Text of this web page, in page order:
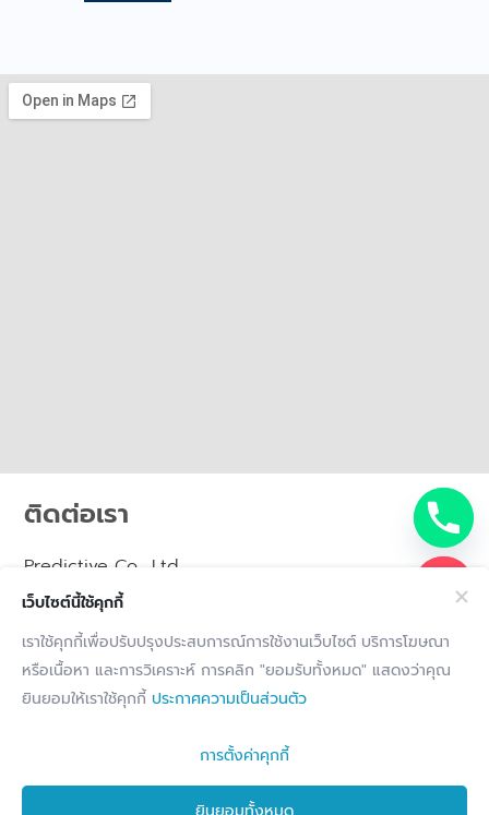
ติดต่อเรา
Predictive Co., Ltd.
10/35 อาคารเดอะเทรนดี้ ชั้น 1A ซอยสุขุมวิท 13 (แสงจันทร์)
แขวงคลองเตยเหนือ เขตวัฒนา กรุงเทพมหานคร 10110
02-096-6362
Marketing@uat.predictive.co.th
Follow us:
F
a
b
L
i
k
e
d
Privacy Notice Terms and conditions
เว็บไซต์นี้ใช้คุกกี้
เราใช้คุกกี้เพื่อปรับปรุงประสบการณ์การใช้งานเว็บไซต์ บริการโฆษณา
หรือเนื้อหา และการวิเคราะห์ การคลิก "ยอมรับทั้งหมด" แสดงว่าคุณ
ยินยอมให้เราใช้คุกกี้ ประกาศความเป็นส่วนตัว
การตั้งค่าคุกกี้